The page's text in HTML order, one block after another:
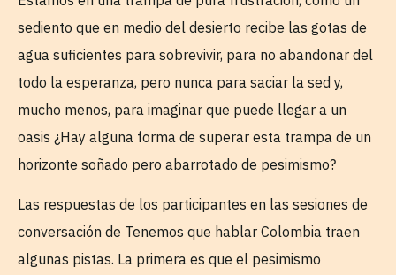
sediento que en medio del desierto recibe las gotas de
agua suficientes para sobrevivir, para no abandonar del
todo la esperanza, pero nunca para saciar la sed y,
mucho menos, para imaginar que puede llegar a un
oasis ¿Hay alguna forma de superar esta trampa de un
horizonte soñado pero abarrotado de pesimismo?
Las respuestas de los participantes en las sesiones de
conversación de Tenemos que hablar Colombia traen
algunas pistas. La primera es que el pesimismo